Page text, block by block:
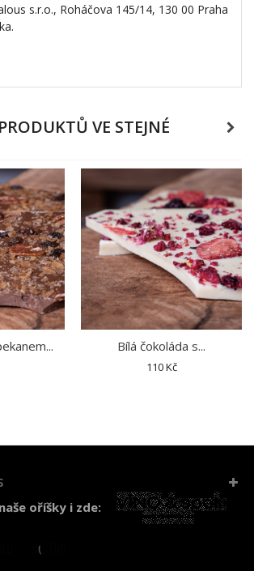
s.r.o., Roháčova 145/14, 130 00 Praha
VE STEJNÉ
Bílá čokoláda s...
110 Kč
oříšky i zde: